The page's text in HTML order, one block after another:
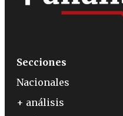
Secciones
Nacionales
+ análisis